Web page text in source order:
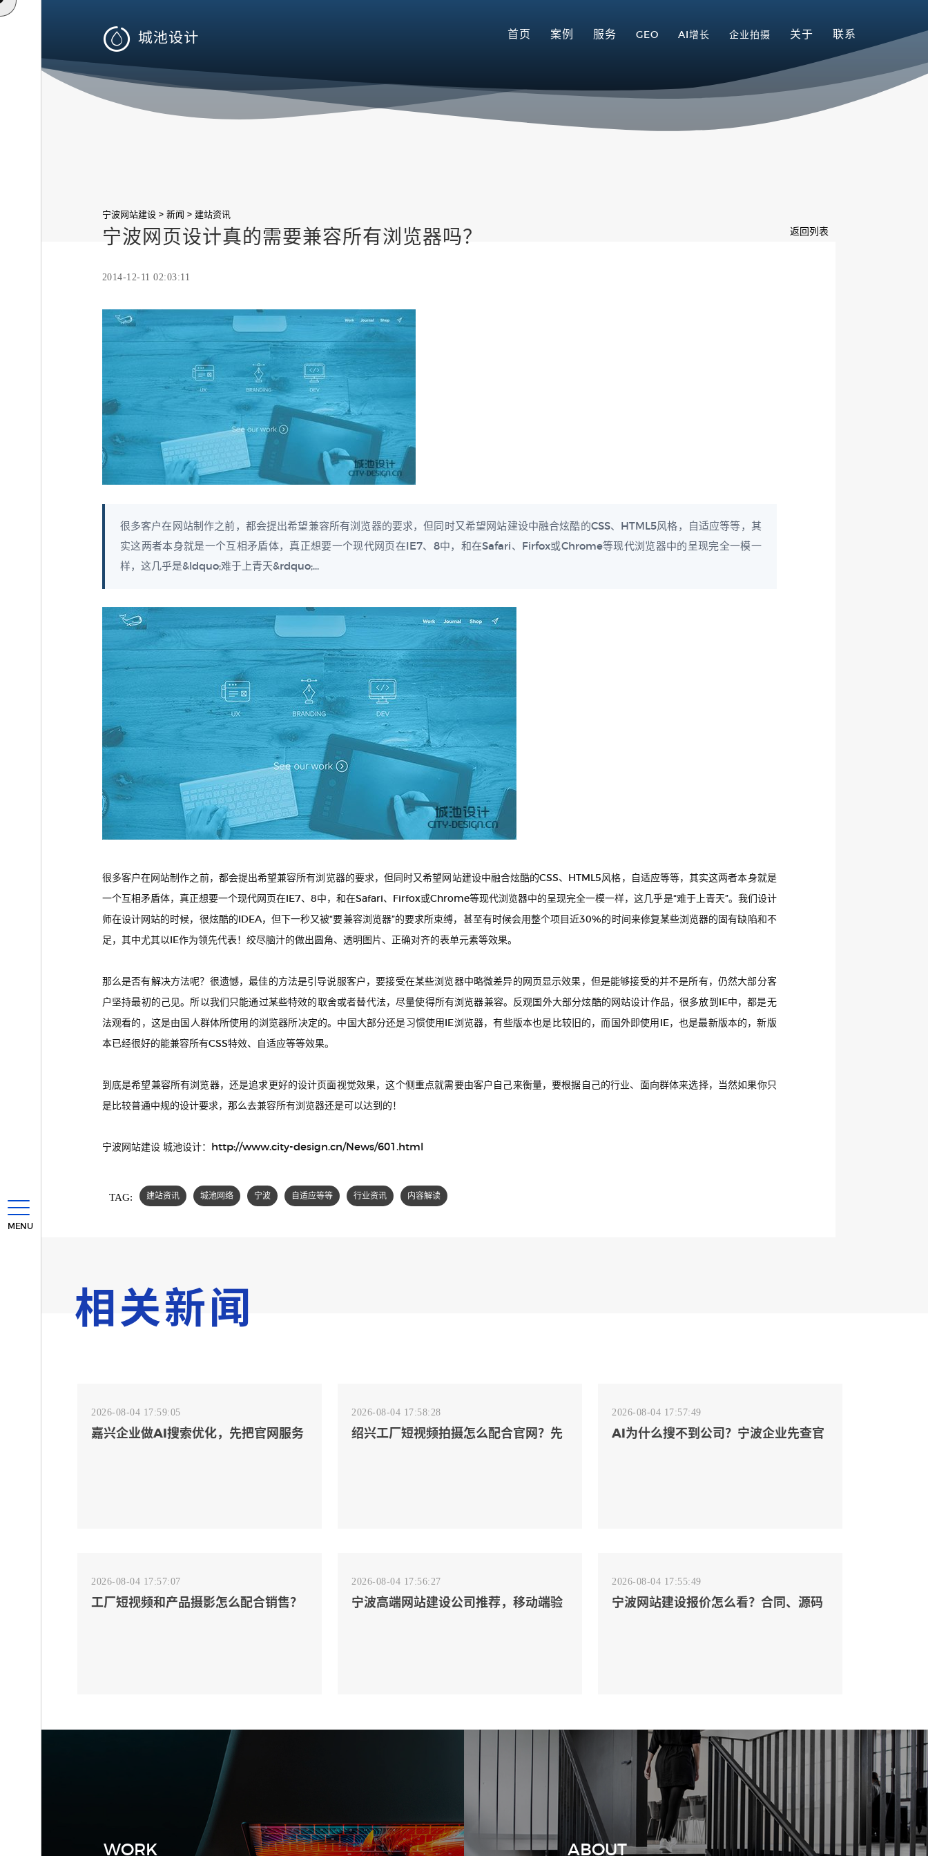
MENU
 首页 案例 服务 GEO AI增长 企业拍摄 关于 联系
宁波网站建设> 新闻 > 建站资讯
返回列表
宁波网页设计真的需要兼容所有浏览器吗？
2014-12-11 02:03:11
很多客户在网站制作之前，都会提出希望兼容所有浏览器的要求，但同时又希望网站建设中融合炫酷的CSS、HTML5风格，自适应等等，其
实这两者本身就是一个互相矛盾体，真正想要一个现代网页在IE7、8中，和在Safari、Firfox或Chrome等现代浏览器中的呈现完全一模一
样，这几乎是&ldquo;难于上青天&rdquo;...
很多客户在网站制作之前，都会提出希望兼容所有浏览器的要求，但同时又希望网站建设中融合炫酷的CSS、HTML5风格，自适应等等，其实这两者本身就是
一个互相矛盾体，真正想要一个现代网页在IE7、8中，和在Safari、Firfox或Chrome等现代浏览器中的呈现完全一模一样，这几乎是“难于上青天”。我们设计
师在设计网站的时候，很炫酷的IDEA，但下一秒又被“要兼容浏览器”的要求所束缚，甚至有时候会用整个项目近30%的时间来修复某些浏览器的固有缺陷和不
足，其中尤其以IE作为领先代表！绞尽脑汁的做出圆角、透明图片、正确对齐的表单元素等效果。
那么是否有解决方法呢？很遗憾，最佳的方法是引导说服客户，要接受在某些浏览器中略微差异的网页显示效果，但是能够接受的并不是所有，仍然大部分客
户坚持最初的己见。所以我们只能通过某些特效的取舍或者替代法，尽量使得所有浏览器兼容。反观国外大部分炫酷的网站设计作品，很多放到IE中，都是无
法观看的，这是由国人群体所使用的浏览器所决定的。中国大部分还是习惯使用IE浏览器，有些版本也是比较旧的，而国外即使用IE，也是最新版本的，新版
本已经很好的能兼容所有CSS特效、自适应等等效果。
到底是希望兼容所有浏览器，还是追求更好的设计页面视觉效果，这个侧重点就需要由客户自己来衡量，要根据自己的行业、面向群体来选择，当然如果你只
是比较普通中规的设计要求，那么去兼容所有浏览器还是可以达到的！
宁波网站建设 城池设计： http://www.city-design.cn/News/601.html
TAG: 建站资讯 城池网络 宁波 自适应等等 行业资讯 内容解读
相关新闻
2026-08-04 17:59:05
嘉兴企业做AI搜索优化，先把官网服务
2026-08-04 17:58:28
绍兴工厂短视频拍摄怎么配合官网？先
2026-08-04 17:57:49
AI为什么搜不到公司？宁波企业先查官
2026-08-04 17:57:07
工厂短视频和产品摄影怎么配合销售？
2026-08-04 17:56:27
宁波高端网站建设公司推荐，移动端验
2026-08-04 17:55:49
宁波网站建设报价怎么看？合同、源码
宁波制造业网站建设公司怎么选？先看
WORK ABOUT